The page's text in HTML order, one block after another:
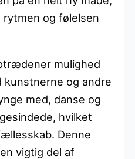
og følelsen
mulighed
og andre
med, danse og
hvilket
Denne
vigtig del af